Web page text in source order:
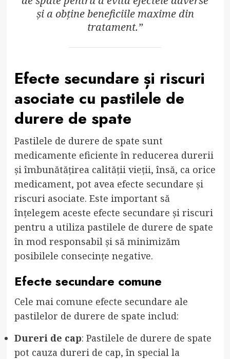
și a obține beneficiile maxime din
tratament.”
Efecte secundare și riscuri
asociate cu pastilele de
durere de spate
Pastilele de durere de spate sunt
medicamente eficiente în reducerea durerii
și îmbunătățirea calității vieții, însă, ca orice
medicament, pot avea efecte secundare și
riscuri asociate. Este important să
înțelegem aceste efecte secundare și riscuri
pentru a utiliza pastilele de durere de spate
în mod responsabil și să minimizăm
posibilele consecințe negative.
Efecte secundare comune
Cele mai comune efecte secundare ale
pastilelor de durere de spate includ:
Dureri de cap: Pastilele de durere de spate
pot cauza dureri de cap, în special la